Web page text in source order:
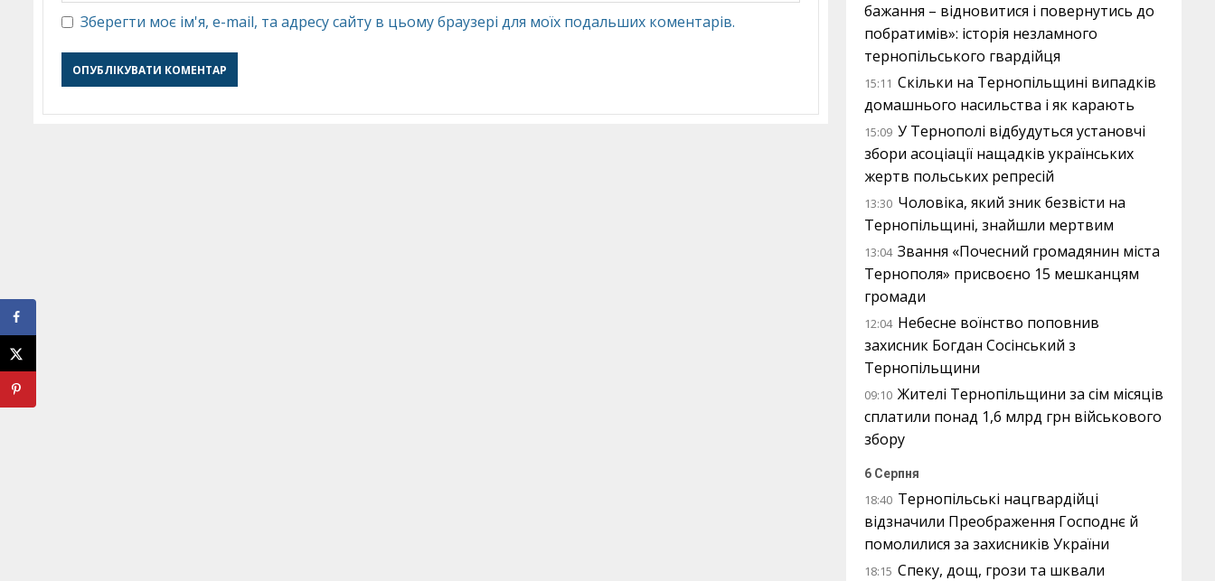
Зберегти моє ім'я, e-mail, та адресу сайту в цьому браузері для моїх подальших коментарів.
бажання – відновитися і повернутись до
побратимів»: історія незламного
тернопільського гвардійця
15:11 Скільки на Тернопільщині випадків
домашнього насильства і як карають
15:09 У Тернополі відбудуться установчі
збори асоціації нащадків українських
жертв польських репресій
13:30 Чоловіка, який зник безвісти на
Тернопільщині, знайшли мертвим
13:04 Звання «Почесний громадянин міста
Тернополя» присвоєно 15 мешканцям
громади
12:04 Небесне воїнство поповнив
захисник Богдан Сосінський з
Тернопільщини
09:10 Жителі Тернопільщини за сім місяців
сплатили понад 1,6 млрд грн військового
збору
6 Серпня
18:40 Тернопільські нацгвардійці
відзначили Преображення Господнє й
помолилися за захисників України
18:15 Спеку, дощ, грози та шквали